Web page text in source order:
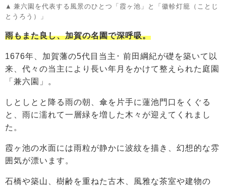
兼六園を代表する風景のひとつ「霞ヶ池」と「徽軫灯籠（ことじ
とうろう）」
雨もまた良し、加賀の名園で深呼吸。
1676年、加賀藩の5代目当主･ 前田綱紀が礎を築いて以
来、代々の当主により長い年月をかけて整えられた庭園
「兼六園」。
しとしとと降る雨の朝、傘を片手に蓮池門口をくぐる
と、雨に濡れて一層緑を増した木々が迎えてくれまし
た。
霞ヶ池の水面には雨粒が静かに波紋を描き、幻想的な雰
囲気が漂います。
石橋や築山、樹齢を重ねた古木、風雅な茶室や建物の